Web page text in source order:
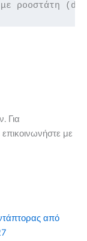
με ροοστάτη
Για
με